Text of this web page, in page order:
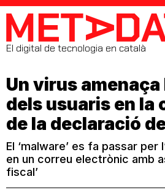
MetaData
El digital de tecnologia en català
Un virus
dels usuaris en la
de la declaració
El ‘malware’ es fa passar per
en un correu electrònic amb
fiscal’